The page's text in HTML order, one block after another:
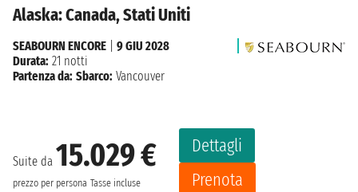
Alaska: Canada, Stati Uniti
Suite da 15.029 €
prezzo per persona Tasse incluse
Dettagli
Prenota
SEABOURN ENCORE
9 GIU 2028
Durata: 21 notti
Partenza da: Sbarco: Vancouver